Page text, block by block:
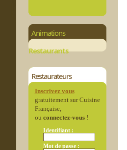
Animations
Restaurants
Restaurateurs
Inscrivez vous
gratuitement sur Cuisine
Française,
ou connectez-vous!
Identifiant :
Mot de passe :